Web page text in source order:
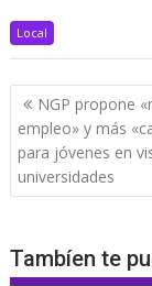
Local
Navegación
de
entradas
NGP propone
empleo» y más
para jóvenes en
universidades
Tambíen te